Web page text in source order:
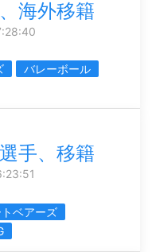
海外移籍
バレーボール
手、移籍
ベアーズ